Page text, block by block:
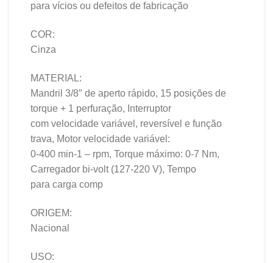
para vícios ou defeitos de fabricação
COR:
Cinza
MATERIAL:
Mandril 3/8″ de aperto rápido, 15 posições de
torque + 1 perfuração, Interruptor
com velocidade variável, reversível e função
trava, Motor velocidade variável:
0-400 min-1 – rpm, Torque máximo: 0-7 Nm,
Carregador bi-volt (127-220 V), Tempo
para carga comp
ORIGEM:
Nacional
USO: